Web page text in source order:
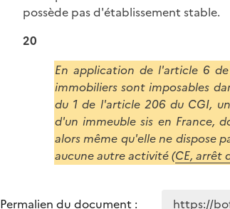
possède pas d'établissement stable.
20
En application de l'article 6
immobiliers sont imposables
du 1 de l'article 206 du CGI,
d'un immeuble sis en France,
alors même qu'elle ne dispose
aucune autre activité (CE, arrêt
Permalien du document :